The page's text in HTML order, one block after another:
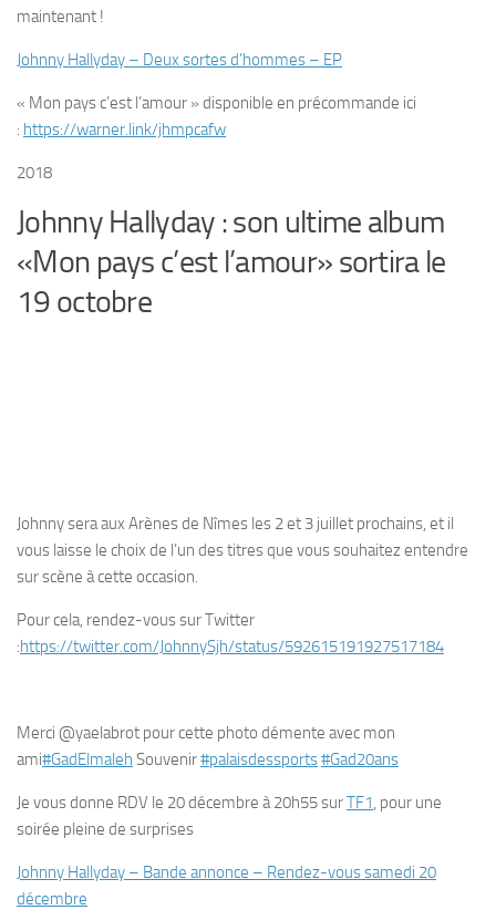
maintenant !
Johnny Hallyday – Deux sortes d’hommes – EP
« Mon pays c’est l’amour » disponible en précommande ici
: https://warner.link/jhmpcafw
2018
Johnny Hallyday : son ultime album
«Mon pays c’est l’amour» sortira le
19 octobre
Johnny sera aux Arènes de Nîmes les 2 et 3 juillet prochains, et il
vous laisse le choix de l’un des titres que vous souhaitez entendre
sur scène à cette occasion.
Pour cela, rendez-vous sur Twitter
:https://twitter.com/JohnnySjh/status/592615191927517184
Merci @yaelabrot pour cette photo démente avec mon
ami‪#‎GadElmaleh‬ Souvenir‪#‎palaisdessports‬‪#‎Gad20ans‬
Je vous donne RDV le 20 décembre à 20h55 surTF1, pour une
soirée pleine de surprises
Johnny Hallyday – Bande annonce – Rendez-vous samedi 20
décembre